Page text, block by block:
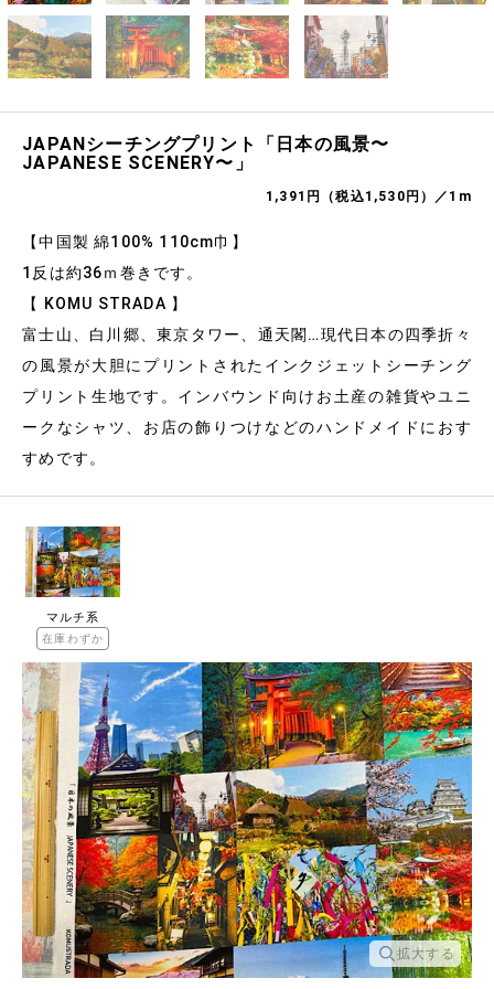
JAPANシーチングプリント「日本の風景〜
JAPANESE SCENERY〜」
1,391円（税込1,530円）／1m
【中国製 綿100% 110cm巾】
1反は約36ｍ巻きです。
【 KOMU STRADA 】
富士山、白川郷、東京タワー、通天閣…現代日本の四季折々
の風景が大胆にプリントされたインクジェットシーチング
プリント生地です。インバウンド向けお土産の雑貨やユニ
ークなシャツ、お店の飾りつけなどのハンドメイドにおす
すめです。
マルチ系
在庫わずか
拡大する